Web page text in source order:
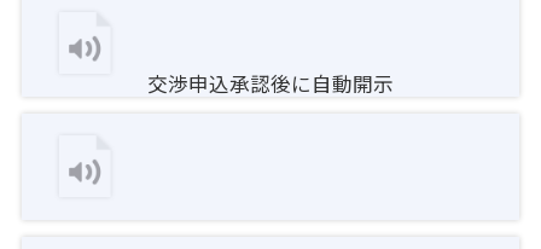
交渉申込承認後に自動開示